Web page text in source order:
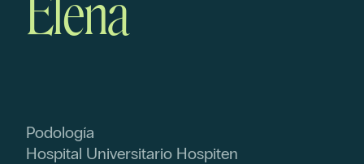
Podología
Hospital Universitario Hospiten